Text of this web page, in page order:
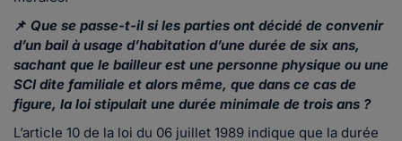
📌 Que se passe-t-il si les parties ont décidé de convenir
d’un bail à usage d’habitation d’une durée de six ans,
sachant que le bailleur est une personne physique ou une
SCI dite familiale et alors même, que dans ce cas de
figure, la loi stipulait une durée minimale de trois ans ?
L’article 10 de la loi du 06 juillet 1989 indique que la durée